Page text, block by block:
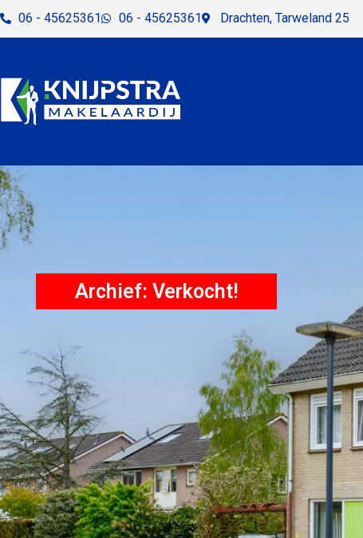
06 - 45625361 06 - 45625361 Drachten, Tarweland 25
Archief: Verkocht!